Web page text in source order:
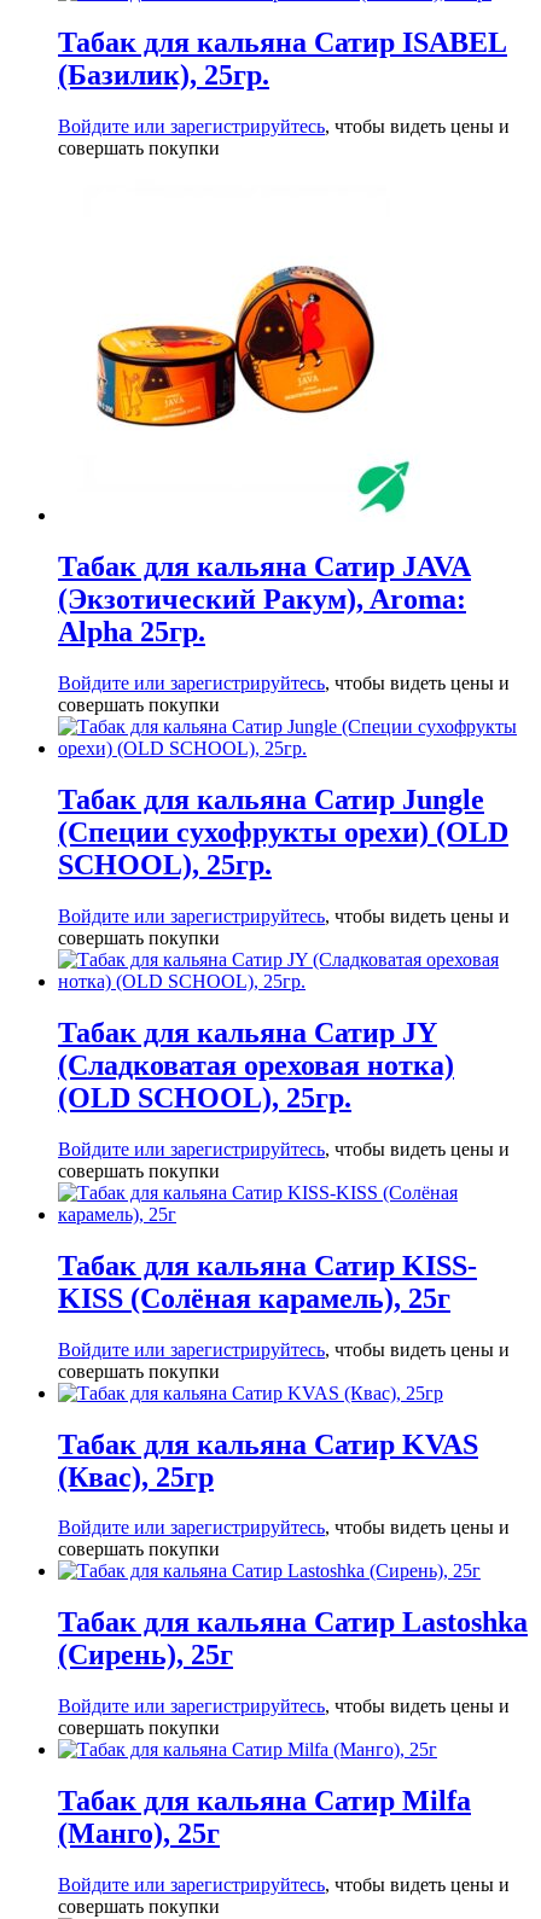
Табак для кальяна Сатир ISABEL
(Базилик), 25гр.
Войдите или зарегистрируйтесь, чтобы видеть цены и
совершать покупки
Табак для кальяна Сатир JAVA
(Экзотический Ракум), Aroma:
Alpha 25гр.
Войдите или зарегистрируйтесь, чтобы видеть цены и
совершать покупки
Табак для кальяна Сатир Jungle
(Специи сухофрукты орехи) (OLD
SCHOOL), 25гр.
Войдите или зарегистрируйтесь, чтобы видеть цены и
совершать покупки
Табак для кальяна Сатир JY
(Сладковатая ореховая нотка)
(OLD SCHOOL), 25гр.
Войдите или зарегистрируйтесь, чтобы видеть цены и
совершать покупки
Табак для кальяна Сатир KISS-
KISS (Солёная карамель), 25г
Войдите или зарегистрируйтесь, чтобы видеть цены и
совершать покупки
Табак для кальяна Сатир KVAS
(Квас), 25гр
Войдите или зарегистрируйтесь, чтобы видеть цены и
совершать покупки
Табак для кальяна Сатир Lastoshka
(Сирень), 25г
Войдите или зарегистрируйтесь, чтобы видеть цены и
совершать покупки
Табак для кальяна Сатир Milfa
(Манго), 25г
Войдите или зарегистрируйтесь, чтобы видеть цены и
совершать покупки